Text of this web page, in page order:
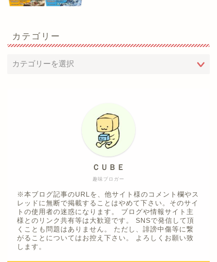
カテゴリー
趣味ブロガー
ＣＵＢＥ
※本ブログ記事のURLを、他サイト様のコメント欄やス
レッドに無断で掲載することはやめて下さい。そのサイ
トの使用者の迷惑になります。 ブログや情報サイト主
様とのリンク共有等は大歓迎です。 SNSで発信して頂
くことも問題はありません。 ただし、誹謗中傷等に繋
がることについてはお控え下さい。 よろしくお願い致
します。